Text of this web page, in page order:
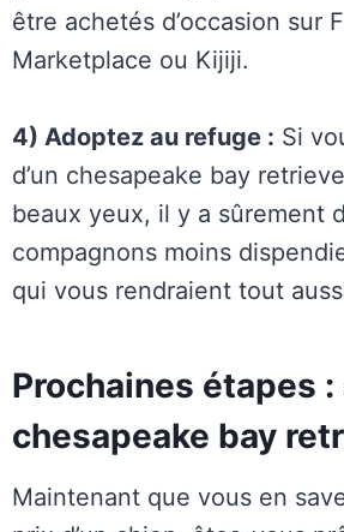
être achetés d’occasion sur
Marketplace ou Kijiji.
4) Adoptez au refuge : Si
d’un chesapeake bay
beaux yeux, il y a sûrement
compagnons moins
qui vous rendraient tout
Prochaines étapes
chesapeake bay
Maintenant que vous en